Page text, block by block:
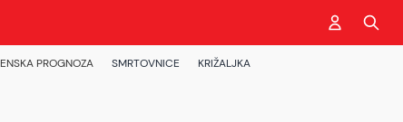
PROGNOZA SMRTOVNICE KRIŽALJKA